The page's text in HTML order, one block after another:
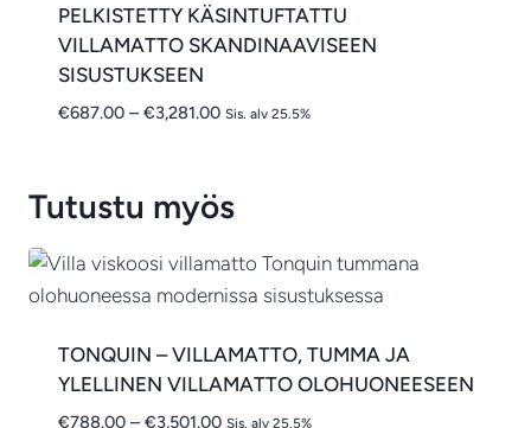
PELKISTETTY KÄSINTUFTATTU
VILLAMATTO SKANDINAAVISEEN
SISUSTUKSEEN
€687.00 – €3,281.00Hintaluokka:
Sis. alv 25.5%
Tutustu myös
TONQUIN – VILLAMATTO, TUMMA JA
YLELLINEN VILLAMATTO OLOHUONEESEEN
€788.00 – €3,501.00Hintaluokka:
Sis. alv 25.5%